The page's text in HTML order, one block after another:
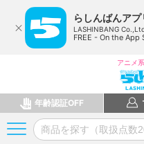
らしんばんアプ
LASHINBANG
FREE - On the App
アニメ
年齢認証OFF